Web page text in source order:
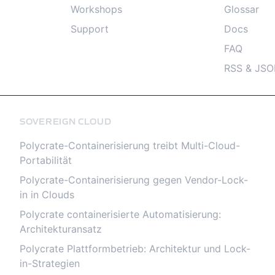
Workshops
Support
Glossar
Docs
FAQ
RSS &
SOVEREIGN CLOUD
Polycrate-Containerisierung treibt Multi-Cloud-
Portabilität
Polycrate-Containerisierung gegen Vendor-Lock-
in in Clouds
Polycrate containerisierte Automatisierung:
Architekturansatz
Polycrate Plattformbetrieb: Architektur und Lock-
in-Strategien